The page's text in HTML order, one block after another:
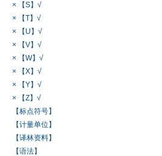
× 【S】√
× 【T】√
× 【U】√
× 【V】√
× 【W】√
× 【X】√
× 【Y】√
× 【Z】√
【标点符号】
【计量单位】
【译林资料】
【语法】